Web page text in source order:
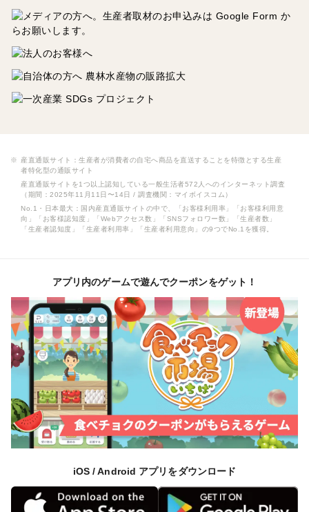
産直通販サイト：生産者が消費者の自宅へ商品を直送することを特徴とする生産
者特化型の通販サイト
産直通販サイトを1つ以上認知している一般生活者572人へのインターネット調査
（期間：2025年11月11日〜14日 / 調査機関：マイボイスコム）
No.1・日本最大：国内産直通販サイトの中で、「お客様利用率」「お客様利用意
向」「お客様認知度」「Webアクセス数」「SNSフォロワー数」「生産者数」
「生産者認知度」「生産者利用率」「生産者利用意向」の9つでNo.1を獲得。
アプリ内のゲームで遊んでクーポンをゲット！
iOS / Android アプリをダウンロード